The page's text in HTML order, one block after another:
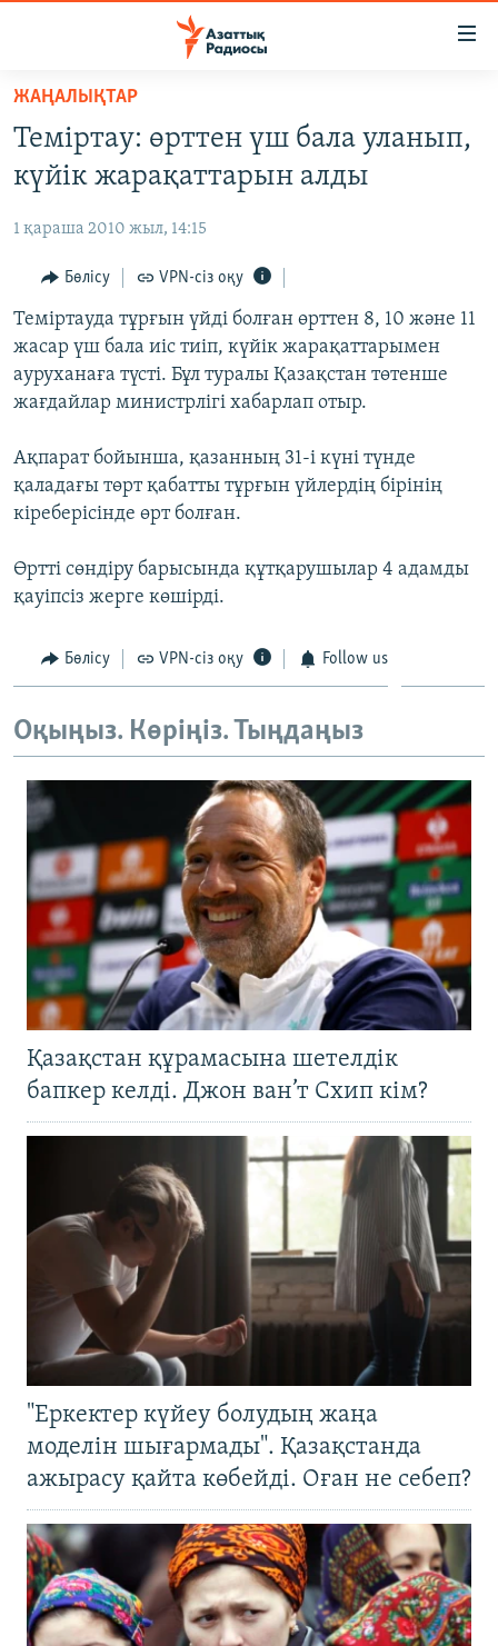
Skip
main
content
Skip
to
Navigation
Skip
to
Search
САЯСАТ
AZATTYQTV
ҚАҢТАР ОҚИҒАСЫ
АДАМ ҚҰҚЫҚТАРЫ
ӘЛЕУМЕТ
ӘЛЕМ
АРНАЙЫ ЖОБАЛАР
Русский
ЖАЗЫЛЫҢЫЗ
ЖАҢАЛЫҚТАР
Теміртау: өрттен үш бала уланып,
күйік жарақаттарын алды
1 қараша 2010 жыл, 14:15
Бөлісу VPN-сіз оқу
Теміртауда тұрғын үйді болған өрттен 8, 10 және 11
жасар үш бала иіс тиіп, күйік жарақаттарымен
ауруханаға түсті. Бұл туралы Қазақстан төтенше
жағдайлар министрлігі хабарлап отыр.
Ақпарат бойынша, қазанның 31-і күні түнде
қаладағы төрт қабатты тұрғын үйлердің бірінің
кіреберісінде өрт болған.
Өртті сөндіру барысында құтқарушылар 4 адамды
қауіпсіз жерге көшірді.
Бөлісу VPN-сіз оқу Follow us
Оқыңыз. Көріңіз. Тыңдаңыз
Қазақстан құрамасына шетелдік
бапкер келді. Джон ван’т Схип кім?
"Еркектер күйеу болудың жаңа
моделін шығармады". Қазақстанда
ажырасу қайта көбейді. Оған не себеп?